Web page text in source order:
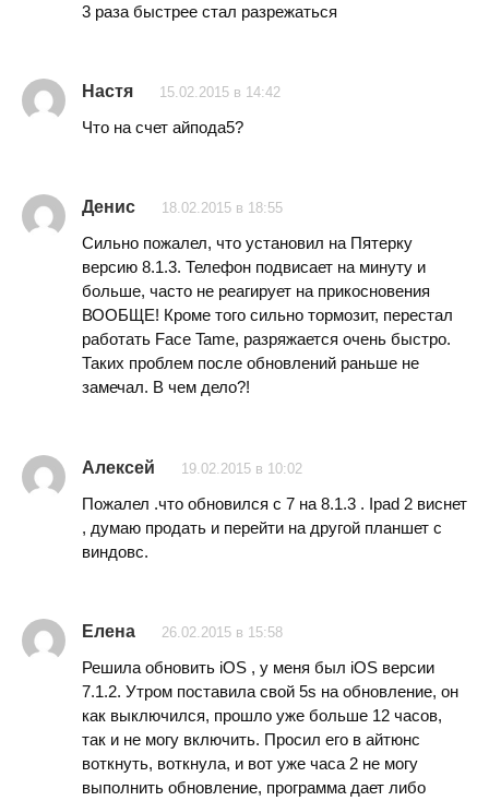
3 раза быстрее стал разрежаться
Настя 15.02.2015 в 14:42
Что на счет айпода5?
Денис 18.02.2015 в 18:55
Сильно пожалел, что установил на Пятерку
версию 8.1.3. Телефон подвисает на минуту и
больше, часто не реагирует на прикосновения
ВООБЩЕ! Кроме того сильно тормозит, перестал
работать Face Tame, разряжается очень быстро.
Таких проблем после обновлений раньше не
замечал. В чем дело?!
Алексей 19.02.2015 в 10:02
Пожалел .что обновился с 7 на 8.1.3 . Ipad 2 виснет
, думаю продать и перейти на другой планшет с
виндовс.
Елена 26.02.2015 в 15:58
Решила обновить iOS , у меня был iOS версии
7.1.2. Утром поставила свой 5s на обновление, он
как выключился, прошло уже больше 12 часов,
так и не могу включить. Просил его в айтюнс
воткнуть, воткнула, и вот уже часа 2 не могу
выполнить обновление, программа дает либо